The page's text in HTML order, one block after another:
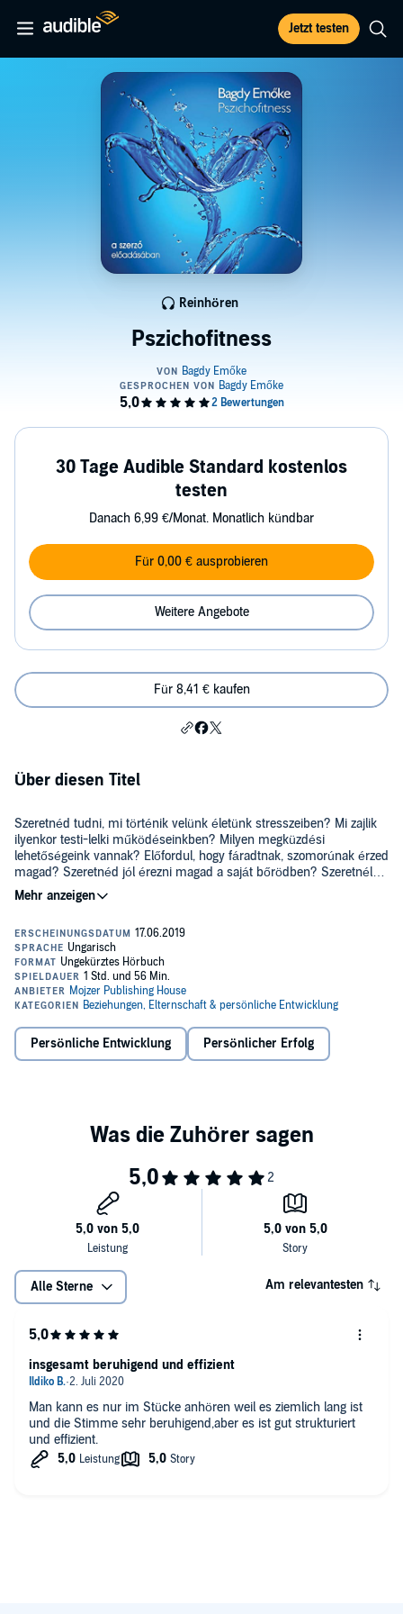
Jetzt testen
Pszichofitness
Reinhören
30 Tage Audible Standard kostenlos
testen
Danach 6,99 €/Monat. Monatlich kündbar
Für 0,00 € ausprobieren
Weitere Angebote
Für 8,41 € kaufen
Über diesen Titel
Szeretnéd tudni, mi történik velünk életünk stresszeiben? Mi zajlik
ilyenkor testi-lelki működéseinkben? Milyen megküzdési
lehetőségeink vannak? Előfordul, hogy fáradtnak, szomorúnak érzed
magad? Szeretnéd jól érezni magad a saját bőrödben? Szeretnél
örülni az életnek? Tarts velünk: kacagjunk, kocogjunk, lazítsunk!
©2013 Bagdy Emőke (P)2013 Mojzer-Kossuth Verlag
Persönliche Entwicklung Persönlicher Erfolg
Alle Sterne Am relevantesten
Man kann es nur im Stücke anhören weil es ziemlich lang ist
und die Stimme sehr beruhigend,aber es ist gut strukturiert
und effizient.
insgesamt beruhigend und effizient